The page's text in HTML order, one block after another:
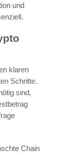
und
klaren
Schritte.
sind,
Chain